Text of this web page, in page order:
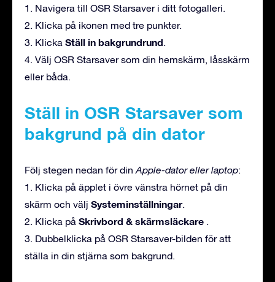
1. Navigera till OSR Starsaver i ditt fotogalleri.
2. Klicka på ikonen med tre punkter.
3. Klicka Ställ in bakgrundrund
4. Välj OSR Starsaver som din hemskärm, låsskärm
eller båda.
Ställ in OSR Starsaver som
bakgrund på din dator
Följ stegen nedan för din Apple-dator eller laptop:
1. Klicka på äpplet i övre vänstra hörnet på din
skärm och välj Systeminställningar.
2. Klicka på Skrivbord & skärmsläckare
3. Dubbelklicka på OSR Starsaver-bilden för att
ställa in din stjärna som bakgrund.